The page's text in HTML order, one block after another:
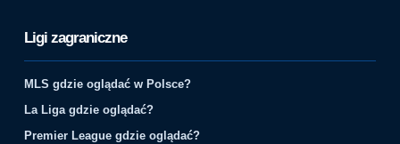
Ligi zagraniczne
MLS gdzie oglądać w Polsce?
La Liga gdzie oglądać?
Premier League gdzie oglądać?